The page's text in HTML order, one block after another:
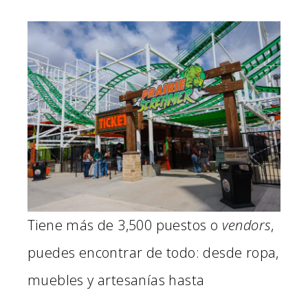
Tiene más de 3,500 puestos o vendors,
puedes encontrar de todo: desde ropa,
muebles y artesanías hasta